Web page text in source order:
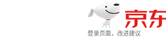
登录页面，改进建议